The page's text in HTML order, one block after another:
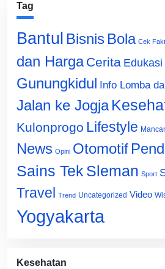
Tag
Bantul Bisnis Bola Cek
dan Harga Cerita Edukasi
Gunungkidul Info Lomba
Jalan ke Jogja
Kulonprogo Lifestyle
News Opini Otomotif
Sains Tek Sleman Sport
Travel Trend Uncategorized Video
Yogyakarta
Kesehatan